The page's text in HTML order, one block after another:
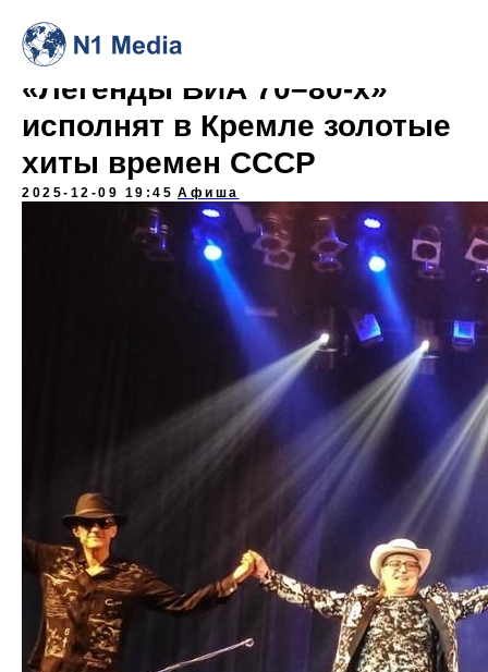
«Легенды ВИА 70–80-х»
исполнят в Кремле золотые
хиты времен СССР
2025-12-09 19:45 Афиша